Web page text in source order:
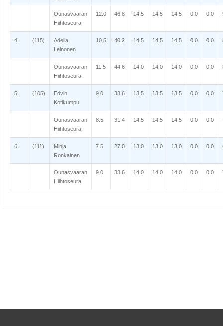
Ounasvaaran
Hiihtoseura
12.0 46.8 14.5 14.5 14.5 0.0 0.0
4. (115)
Adelia
Leinonen
10.5 40.2 14.5 14.5 14.5 0.0 0.0
Ounasvaaran
Hiihtoseura
11.5 44.6 14.0 14.0 14.0 0.0 0.0
5. (105)
Edvin
Kotikumpu
9.0 33.6 13.5 13.5 13.5 0.0 0.0
Ounasvaaran
Hiihtoseura
8.5 31.4 14.5 14.5 14.5 0.0 0.0
6. (111)
Minja
Ronkainen
7.5 27.0 13.0 13.0 13.0 0.0 0.0
Ounasvaaran
Hiihtoseura
9.0 33.6 14.0 14.0 14.0 0.0 0.0